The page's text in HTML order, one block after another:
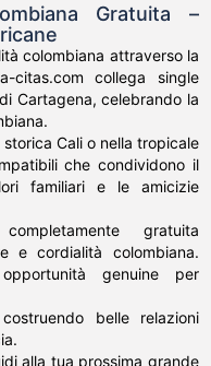
Gratuita –
colombiana attraverso la
citas.com collega single
Cartagena, celebrando la
Cali o nella tropicale
che condividono il
familiari e le amicizie
gratuita
e cordialità colombiana.
genuine per
belle relazioni
alla tua prossima grande